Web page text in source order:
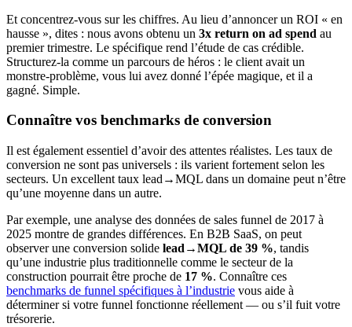
Et concentrez-vous sur les chiffres. Au lieu d’annoncer un ROI « en
hausse », dites : nous avons obtenu un 3x return on ad spend au
premier trimestre. Le spécifique rend l’étude de cas crédible.
Structurez-la comme un parcours de héros : le client avait un
monstre-problème, vous lui avez donné l’épée magique, et il a
gagné. Simple.
Connaître vos benchmarks de conversion
Il est également essentiel d’avoir des attentes réalistes. Les taux de
conversion ne sont pas universels : ils varient fortement selon les
secteurs. Un excellent taux lead→MQL dans un domaine peut n’être
qu’une moyenne dans un autre.
Par exemple, une analyse des données de sales funnel de 2017 à
2025 montre de grandes différences. En B2B SaaS, on peut
observer une conversion solide lead→MQL de 39 %, tandis
qu’une industrie plus traditionnelle comme le secteur de la
construction pourrait être proche de 17 %. Connaître ces
benchmarks de funnel spécifiques à l’industrie vous aide à
déterminer si votre funnel fonctionne réellement — ou s’il fuit votre
trésorerie.